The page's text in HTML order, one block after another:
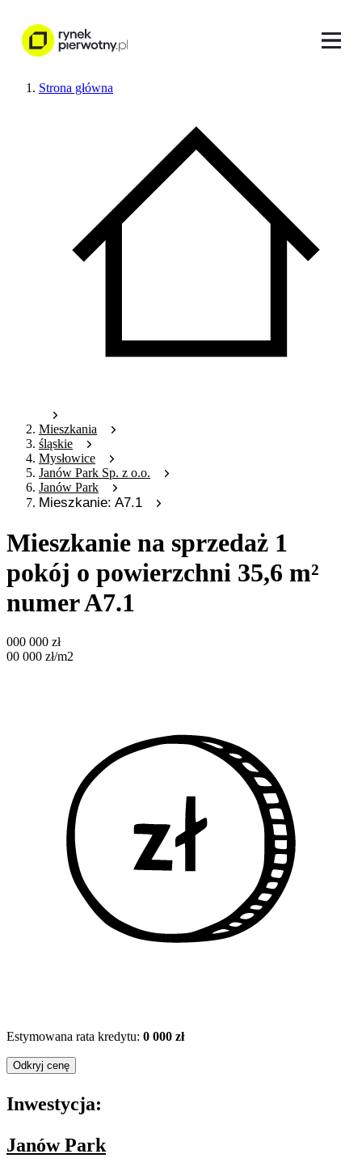
Strona główna
Mieszkania
śląskie
Mysłowice
Janów Park Sp. z o.o.
Janów Park
Mieszkanie: A7.1
Mieszkanie na sprzedaż 1
pokój o powierzchni 35,6 m²
numer A7.1
000 000 zł
00 000 zł/m2
Estymowana rata kredytu: 0 000 zł
Odkryj cenę
Inwestycja:
Janów Park